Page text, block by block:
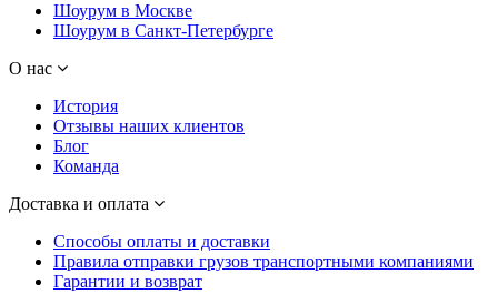
Шоурум в Москве
Шоурум в Санкт-Петербурге
О нас
История
Отзывы наших клиентов
Блог
Команда
Доставка и оплата
Способы оплаты и доставки
Правила отправки грузов транспортными компаниями
Гарантии и возврат